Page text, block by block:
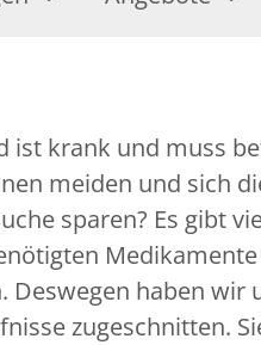
ist krank und muss
meiden und sich
sparen? Es gibt
Deswegen haben wir
zugeschnitten.
immer garantiert.
steht Ihnen